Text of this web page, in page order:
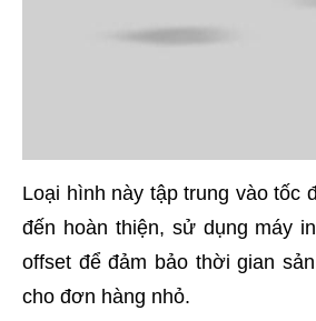
Loại hình này tập trung vào tốc
đến hoàn thiện, sử dụng máy
offset để đảm bảo thời gian
cho đơn hàng nhỏ.